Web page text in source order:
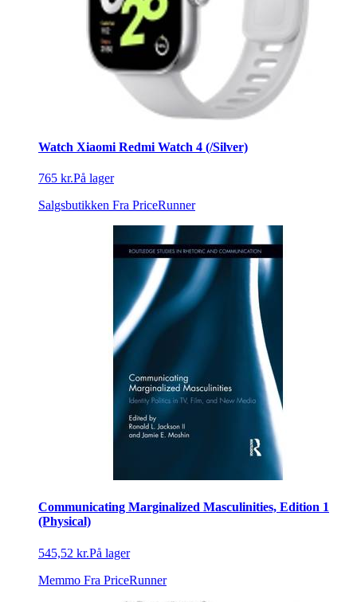
Watch Xiaomi Redmi Watch 4 (/Silver)
765 kr.På lager
Salgsbutikken Fra PriceRunner
Communicating Marginalized Masculinities, Edition 1
(Physical)
545,52 kr.På lager
Memmo Fra PriceRunner